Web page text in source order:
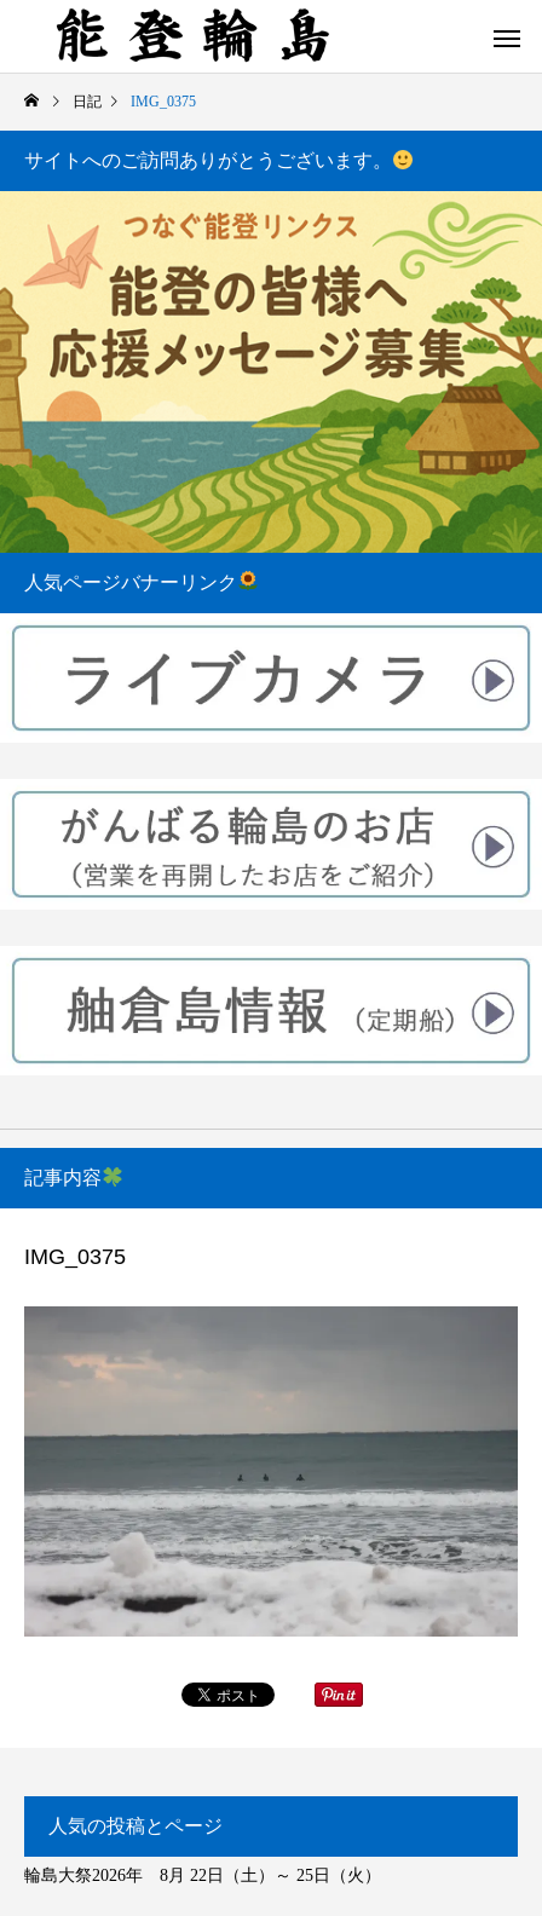
白米千枚田 あぜのきらめき（アルバム）
2023.08.31
今日の白米千枚田
日記 IMG_0375
サイトへのご訪問ありがとうございます。
人気ページバナーリンク
記事内容
IMG_0375
人気の投稿とページ
輪島大祭2026年 8月 22日（土）～ 25日（火）